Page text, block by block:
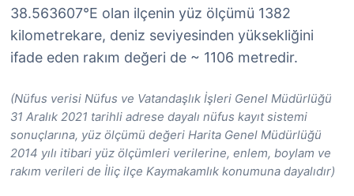
38.563607°E olan ilçenin yüz ölçümü 1382
kilometrekare, deniz seviyesinden yüksekliğini
ifade eden rakım değeri de ~ 1106 metredir.
(Nüfus verisi Nüfus ve Vatandaşlık İşleri Genel Müdürlüğü
31 Aralık 2021 tarihli adrese dayalı nüfus kayıt sistemi
sonuçlarına, yüz ölçümü değeri Harita Genel Müdürlüğü
2014 yılı itibari yüz ölçümleri verilerine, enlem, boylam ve
rakım verileri de İliç ilçe Kaymakamlık konumuna dayalıdır)